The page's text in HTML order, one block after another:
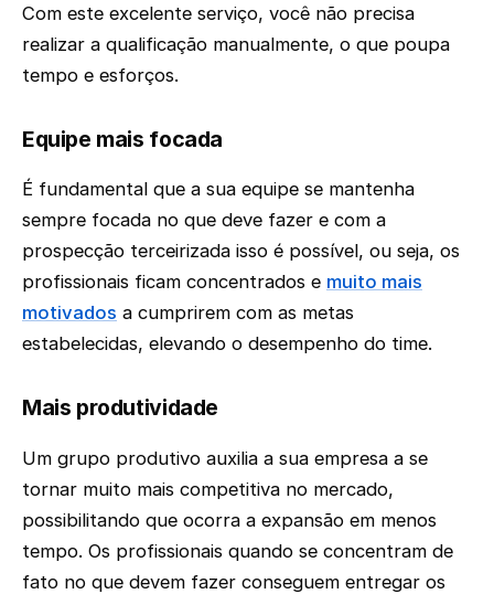
Com este excelente serviço, você não precisa
realizar a qualificação manualmente, o que poupa
tempo e esforços.
Equipe mais focada
É fundamental que a sua equipe se mantenha
sempre focada no que deve fazer e com a
prospecção terceirizada isso é possível, ou seja, os
profissionais ficam concentrados e muito mais
motivados a cumprirem com as metas
estabelecidas, elevando o desempenho do time.
Mais produtividade
Um grupo produtivo auxilia a sua empresa a se
tornar muito mais competitiva no mercado,
possibilitando que ocorra a expansão em menos
tempo. Os profissionais quando se concentram de
fato no que devem fazer conseguem entregar os